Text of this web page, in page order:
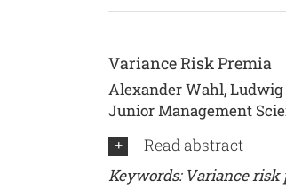
Variance Risk Premia
Alexander Wahl,
Junior Management
Read abstract
Keywords: Variance